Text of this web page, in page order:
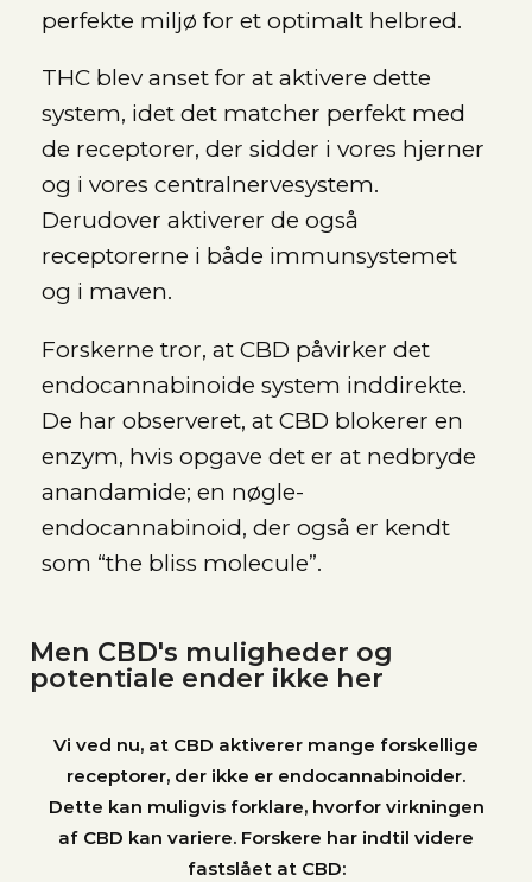
perfekte miljø for et optimalt helbred.
THC blev anset for at aktivere dette
system, idet det matcher perfekt med
de receptorer, der sidder i vores hjerner
og i vores centralnervesystem.
Derudover aktiverer de også
receptorerne i både immunsystemet
og i maven.
Forskerne tror, at CBD påvirker det
endocannabinoide system inddirekte.
De har observeret, at CBD blokerer en
enzym, hvis opgave det er at nedbryde
anandamide; en nøgle-
endocannabinoid, der også er kendt
som “the bliss molecule”.
Men CBD's muligheder og
potentiale ender ikke her
Vi ved nu, at CBD aktiverer mange forskellige
receptorer, der ikke er endocannabinoider.
Dette kan muligvis forklare, hvorfor virkningen
af CBD kan variere. Forskere har indtil videre
fastslået at CBD: